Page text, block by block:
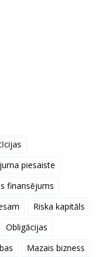
piesaiste
finansējums
Riska kapitāls
Obligācijas
Mazais bizness